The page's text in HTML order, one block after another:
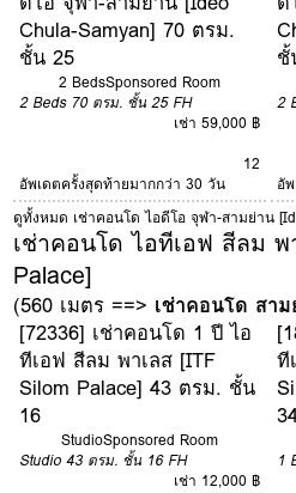
Chula-Samyan] 70 ตรม.
ชั้น 25
2 BedsSponsored Room
2 Beds 70 ตรม. ชั้น 25 FH
เช่า 59,000 ฿
12
อัพเดตครั้งสุดท้ายมากกว่า 30 วัน
ชั้
2
อั
ดูทั้งหมด เช่าคอนโด ไอดีโอ จุฬา-สามย่าน
เช่าคอนโด ไอทีเอฟ สีลม พ
Palace]
(560 เมตร ==> เช่าคอนโด สา
[72336] เช่าคอนโด 1 ปี ไอ
ทีเอฟ สีลม พาเลส [ITF
Silom Palace] 43 ตรม. ชั้น
16
StudioSponsored Room
Studio 43 ตรม. ชั้น 16 FH
เช่า 12,000 ฿
ที
1